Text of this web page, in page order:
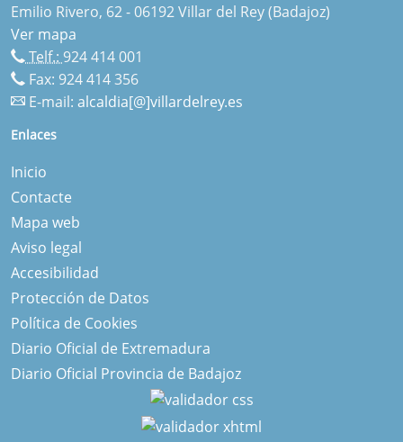
Emilio Rivero, 62 - 06192 Villar del Rey (Badajoz)
Ver mapa
Telf.: 924 414 001
Fax: 924 414 356
E-mail: alcaldia[@]villardelrey.es
Enlaces
Inicio
Contacte
Mapa web
Aviso legal
Accesibilidad
Protección de Datos
Política de Cookies
Diario Oficial de Extremadura
Diario Oficial Provincia de Badajoz